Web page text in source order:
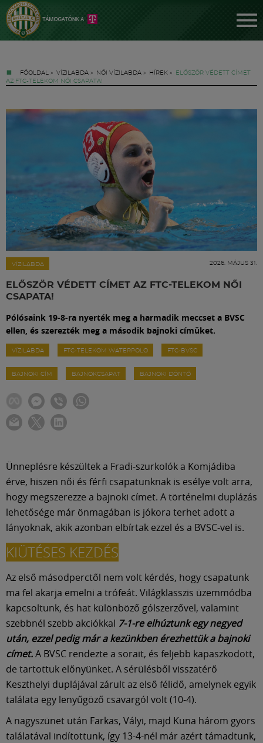
FŐOLDAL » VÍZILABDA » NŐI VÍZILABDA » HÍREK »
ELŐSZÖR VÉDETT CÍMET
AZ FTC-TELEKOM NŐI CSAPATA!
VÍZILABDA 2026. MÁJUS 31.
ELŐSZÖR VÉDETT CÍMET AZ FTC-TELEKOM NŐI
CSAPATA!
Pólósaink 19-8-ra nyerték meg a harmadik meccset a BVSC
ellen, és szerezték meg a második bajnoki címüket.
VÍZILABDA FTC-TELEKOM WATERPOLO FTC-BVSC
BAJNOKI CÍM BAJNOKCSAPAT BAJNOKI DÖNTŐ
Ünneplésre készültek a Fradi-szurkolók a Komjádiba
érve, hiszen női és férfi csapatunknak is esélye volt arra,
hogy megszerezze a bajnoki címet. A történelmi duplázás
lehetősége már önmagában is jókora terhet adott a
lányoknak, akik azonban elbírtak ezzel és a BVSC-vel is.
KIÜTÉSES KEZDÉS
Az első másodperctől nem volt kérdés, hogy csapatunk
ma fel akarja emelni a trófeát. Világklasszis üzemmódba
kapcsoltunk, és hat különböző gólszerzővel, valamint
szebbnél szebb akciókkal 7-1-re elhúztunk egy negyed
után, ezzel pedig már a kezünkben érezhettük a bajnoki
címet.A BVSC rendezte a sorait, és feljebb kapaszkodott,
de tartottuk előnyünket. A sérülésből visszatérő
Keszthelyi duplájával zárult az első félidő, amelynek egyik
találata egy lenyűgöző csavargól volt (10-4).
A nagyszünet után Farkas, Vályi, majd Kuna három gyors
találatával indítottunk, így 13-4-nél már azért támadtunk,
FM YouTube +
Hírek
Labdarúgás
Meccscenter
Klub
Szolgáltatások
Közösség
Múzeum
English